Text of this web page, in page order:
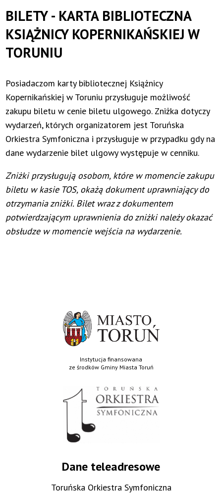
Toruńska
Orkiestra
Symfoniczna
BILETY - KARTA BIBLIOTECZNA
KSIĄŻNICY KOPERNIKAŃSKIEJ W
TORUNIU
Posiadaczom karty bibliotecznej Książnicy
Kopernikańskiej w Toruniu przysługuje możliwość
zakupu biletu w cenie biletu ulgowego. Zniżka dotyczy
wydarzeń, których organizatorem jest Toruńska
Orkiestra Symfoniczna i przysługuje w przypadku gdy na
dane wydarzenie bilet ulgowy występuje w cenniku.
Zniżki przysługują osobom, które w momencie zakupu
biletu w kasie TOS, okażą dokument uprawniający do
otrzymania zniżki. Bilet wraz z dokumentem
potwierdzającym uprawnienia do zniżki należy okazać
obsłudze w momencie wejścia na wydarzenie.
Instytucja finansowana
ze środków Gminy Miasta Toruń
Dane teleadresowe
Toruńska Orkiestra Symfoniczna